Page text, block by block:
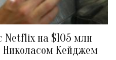
Netflix на $105 млн
Кейджем